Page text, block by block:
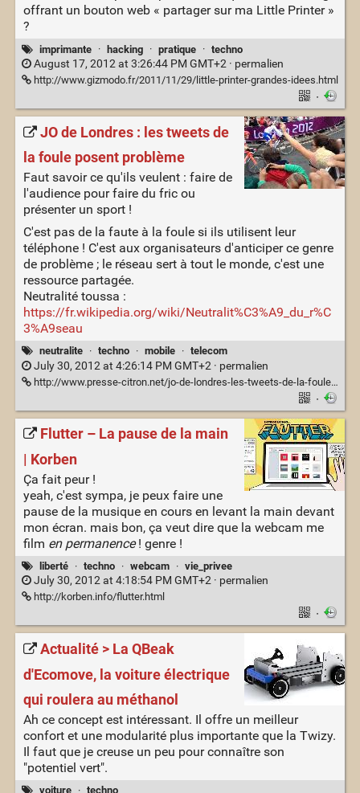
offrant un bouton web « partager sur ma Little Printer »
?
imprimante · hacking · pratique · techno
August 17, 2012 at 3:26:44 PM GMT+2 · permalien
http://www.gizmodo.fr/2011/11/29/little-printer-grandes-idees.html
·
JO de Londres : les tweets de
la foule posent problème
Faut savoir ce qu'ils veulent : faire de
l'audience pour faire du fric ou
présenter un sport !
C'est pas de la faute à la foule si ils utilisent leur
téléphone ! C'est aux organisateurs d'anticiper ce genre
de problème ; le réseau sert à tout le monde, c'est une
ressource partagée.
Neutralité toussa :
https://fr.wikipedia.org/wiki/Neutralit%C3%A9_du_r%C
3%A9seau
neutralite · techno · mobile · telecom
July 30, 2012 at 4:26:14 PM GMT+2 · permalien
http://www.presse-citron.net/jo-de-londres-les-tweets-de-la-foule-posent-probleme
·
Flutter – La pause de la main
| Korben
Ça fait peur !
yeah, c'est sympa, je peux faire une
pause de la musique en cours en levant la main devant
mon écran. mais bon, ça veut dire que la webcam me
film en permanence! genre !
liberté · techno · webcam · vie_privee
July 30, 2012 at 4:18:54 PM GMT+2 · permalien
http://korben.info/flutter.html
·
Actualité > La QBeak
d'Ecomove, la voiture électrique
qui roulera au méthanol
Ah ce concept est intéressant. Il offre un meilleur
confort et une modularité plus importante que la Twizy.
Il faut que je creuse un peu pour connaître son
"potentiel vert".
voiture · techno